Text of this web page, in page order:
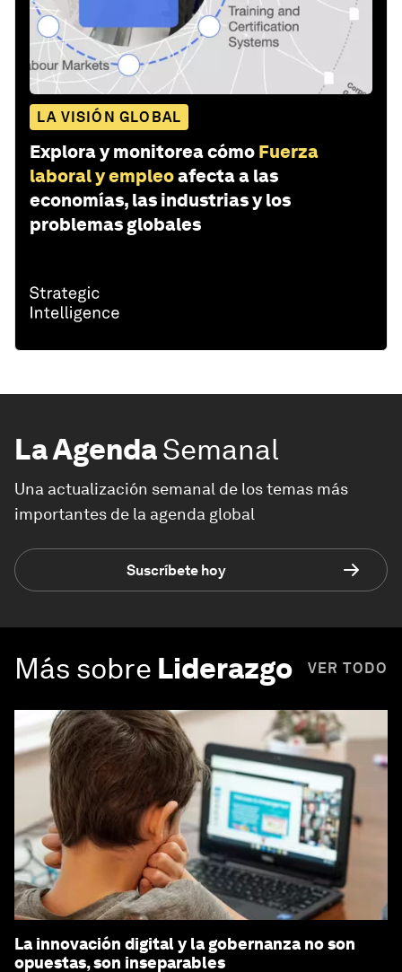
LA VISIÓN GLOBAL
Explora y monitorea cómo Fuerza
laboral y empleoafecta a las
economías, las industrias y los
problemas globales
La AgendaSemanal
Una actualización semanal de los temas más
importantes de la agenda global
Suscríbete hoy
Más sobre Liderazgo VER TODO
La innovación digital y la gobernanza no son
opuestas, son inseparables